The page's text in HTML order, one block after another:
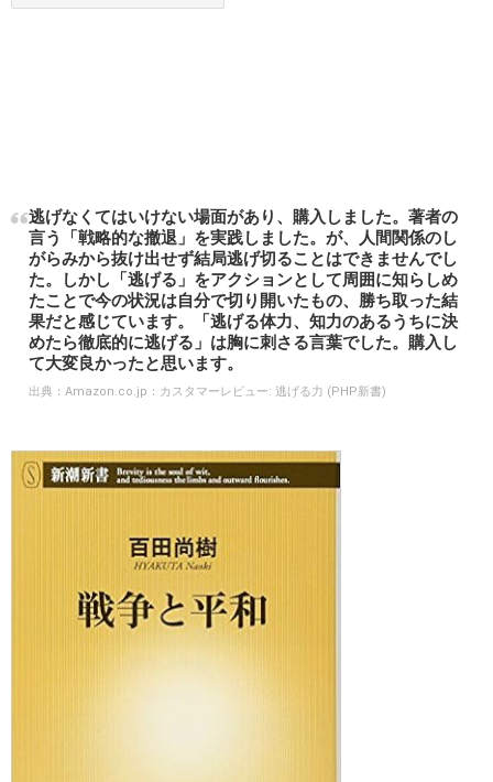
逃げなくてはいけない場面があり、購入しました。著者の
言う「戦略的な撤退」を実践しました。が、人間関係のし
がらみから抜け出せず結局逃げ切ることはできませんでし
た。しかし「逃げる」をアクションとして周囲に知らしめ
たことで今の状況は自分で切り開いたもの、勝ち取った結
果だと感じています。「逃げる体力、知力のあるうちに決
めたら徹底的に逃げる」は胸に刺さる言葉でした。購入し
て大変良かったと思います。
出典： Amazon.co.jp：カスタマーレビュー: 逃げる力 (PHP新書)